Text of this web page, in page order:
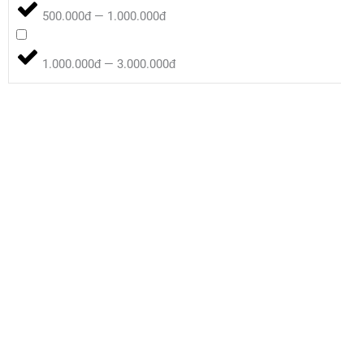
500.000đ — 1.000.000đ
1.000.000đ — 3.000.000đ